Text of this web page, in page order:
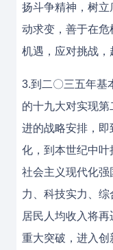
扬斗争精神，树
动求变，善于在
机遇，应对挑战，
3.到二〇三五年基
的十九大对实现
进的战略安排，
化，到本世纪中
社会主义现代化
力、科技实力、
居民人均收入将
重大突破，进入